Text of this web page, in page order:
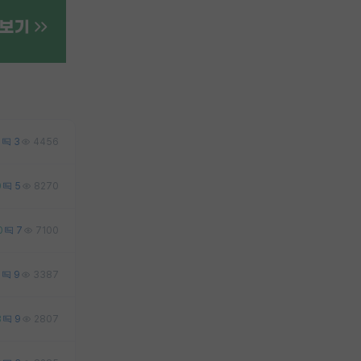
3 4456
5 8270
7 7100
9 3387
9 2807